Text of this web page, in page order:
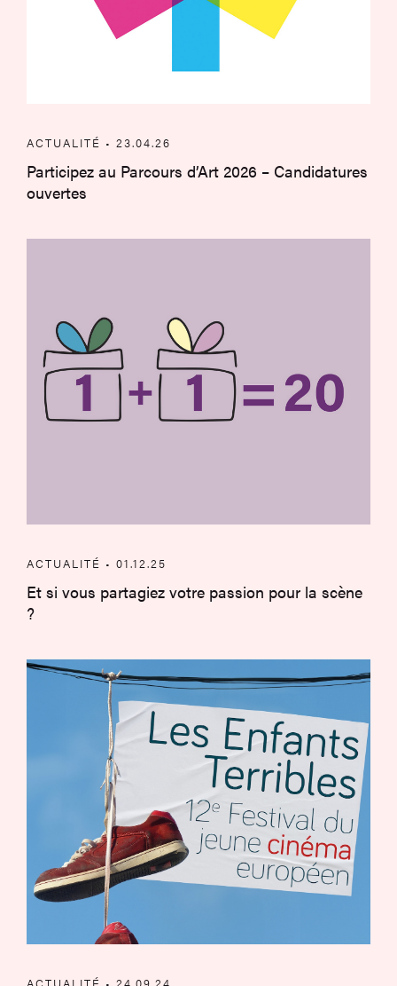
ACTUALITÉ • 23.04.26
Participez au Parcours d’Art 2026 – Candidatures
ouvertes
ACTUALITÉ • 01.12.25
Et si vous partagiez votre passion pour la scène
?
Appel à Jury citoyen – Festival Les